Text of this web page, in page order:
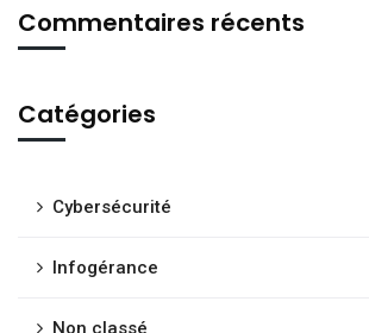
Commentaires récents
Catégories
Cybersécurité
Infogérance
Non classé